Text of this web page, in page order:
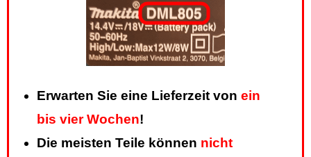
Erwarten Sie eine Lieferzeit von ein
bis vier Wochen!
Die meisten Teile können nicht